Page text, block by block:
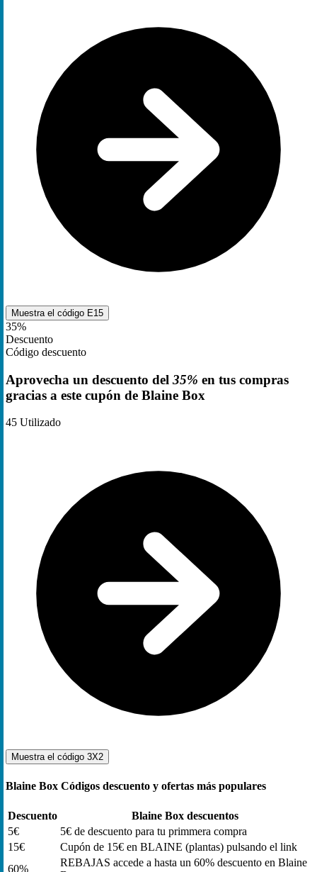
Muestra el código E15
35%
Descuento
Código descuento
Aprovecha un descuento del 35% en tus compras
gracias a este cupón de Blaine Box
45 Utilizado
Muestra el código 3X2
Blaine Box Códigos descuento y ofertas más populares
Descuento
Blaine Box descuentos
5€
5€ de descuento para tu primmera compra
15€
Cupón de 15€ en BLAINE (plantas) pulsando el link
60%
REBAJAS accede a hasta un 60% descuento en Blaine